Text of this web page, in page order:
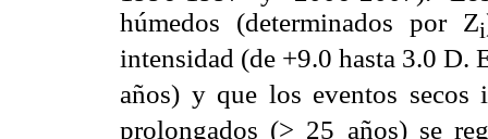
húmedos (determinados por Zi
intensidad (de +9.0 hasta 3.0 D.
años) y que los eventos
prolongados (> 25 años) se